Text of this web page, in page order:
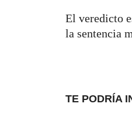
El veredicto
la sentencia
TE PODRÍA